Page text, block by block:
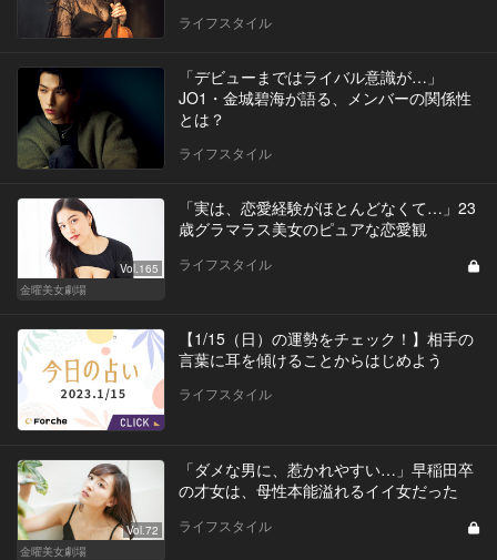
ライフスタイル
「デビューまではライバル意識が…」
JO1・金城碧海が語る、メンバーの関係性
とは？
ライフスタイル
Vol.165
金曜美女劇場
「実は、恋愛経験がほとんどなくて…」23
歳グラマラス美女のピュアな恋愛観
ライフスタイル
【1/15（日）の運勢をチェック！】相手の
言葉に耳を傾けることからはじめよう
ライフスタイル
Vol.72
金曜美女劇場
「ダメな男に、惹かれやすい…」早稲田卒
の才女は、母性本能溢れるイイ女だった
ライフスタイル